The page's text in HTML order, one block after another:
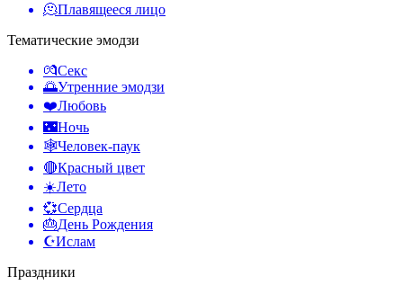
🫠Плавящееся лицо
Тематические эмодзи
💏Секс
🌅Утренние эмодзи
❤️Любовь
🌃Ночь
🕸️Человек-паук
🔴Красный цвет
☀️Лето
💞Сердца
🎂День Рождения
☪️Ислам
Праздники